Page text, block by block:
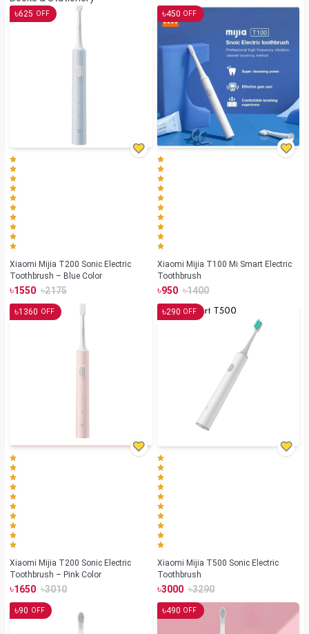
৳625 OFF
Xiaomi Mijia T200 Sonic Electric
Toothbrush – Blue Color
৳1550 ৳2175
৳450 OFF
Xiaomi Mijia T100 Mi Smart Electric
Toothbrush
৳950 ৳1400
৳1360 OFF
Xiaomi Mijia T200 Sonic Electric
Toothbrush – Pink Color
৳1650 ৳3010
৳290 OFF
Xiaomi Mijia T500 Sonic Electric
Toothbrush
৳3000 ৳3290
৳90 OFF ৳490 OFF